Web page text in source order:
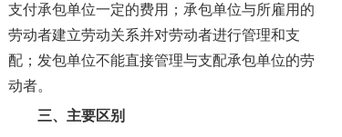
支付承包单位一定的费用；承包单位与所雇用的
劳动者建立劳动关系并对劳动者进行管理和支
配；发包单位不能直接管理与支配承包单位的劳
动者。
三、主要区别